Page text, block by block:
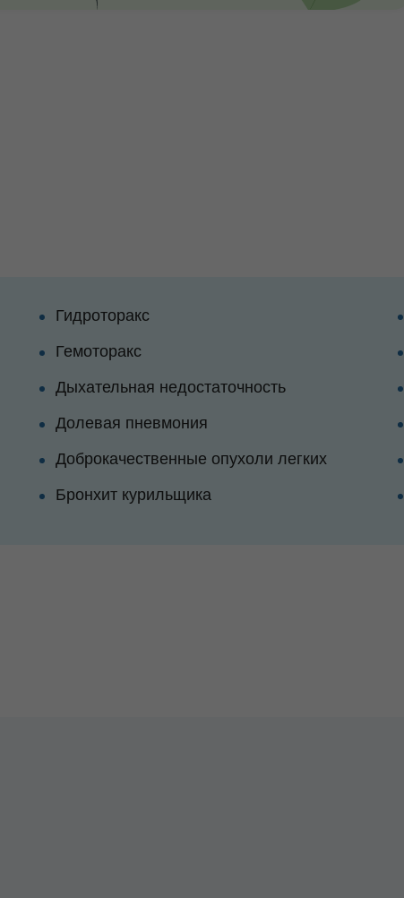
Гидроторакс
Гемоторакс
Дыхательная недостаточность
Долевая пневмония
Доброкачественные опухоли легких
Бронхит курильщика